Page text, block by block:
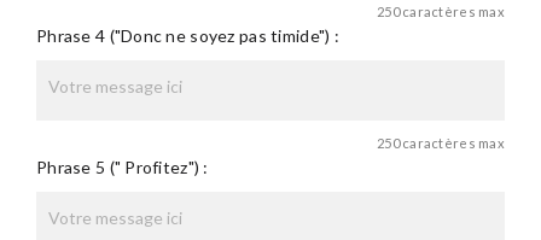
250 caractères max
Phrase 4 ("Donc ne soyez pas timide") :
250 caractères max
Phrase 5 (" Profitez") :